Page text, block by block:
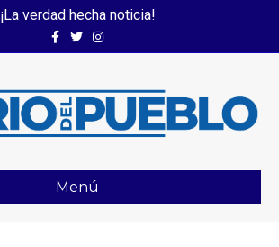
¡La verdad hecha noticia!
FacebookTwitterInstagram
Menú